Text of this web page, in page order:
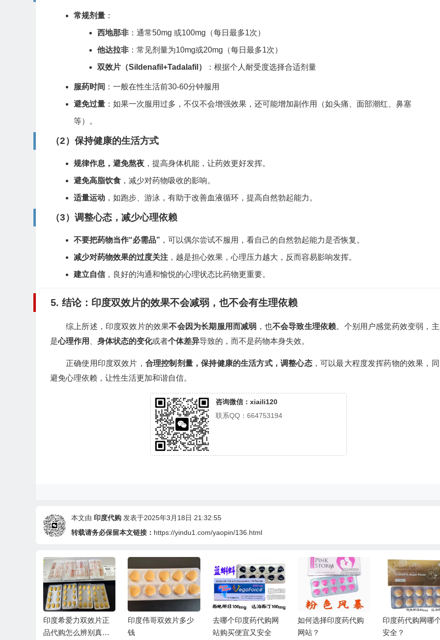
常规剂量 ：
西地那非 ：通常50mg 或100mg（每日最多1次）
他达拉非 ：常见剂量为10mg或20mg（每日最多1次）
双效片（Sildenafil+Tadalafil） ：根据个人耐受度选择合适剂量
服药时间 ：一般在性生活前30-60分钟服用
避免过量 ：如果一次服用过多，不仅不会增强效果，还可能增加副作用（如头痛、面部潮红、鼻塞
等）。
（2）保持健康的生活方式
规律作息，避免熬夜 ，提高身体机能，让药效更好发挥。
避免高脂饮食 ，减少对药物吸收的影响。
适量运动 ，如跑步、游泳，有助于改善血液循环，提高自然勃起能力。
（3）调整心态，减少心理依赖
不要把药物当作“必需品” ，可以偶尔尝试不服用，看自己的自然勃起能力是否恢复。
减少对药物效果的过度关注 ，越是担心效果，心理压力越大，反而容易影响发挥。
建立自信，良好的沟通和愉悦的心理状态比药物更重要。
5. 结论：印度双效片的效果不会减弱，也不会有生理依赖
综上所述，印度双效片的效果不会因为长期服用而减弱 ，也不会导致生理依赖。个别用户感觉药效变弱，
是心理作用 身体状态的变化或者个体差异导致的，而不是药物本身失效。
正确使用印度双效片， 合理控制剂量，保持健康的生活方式，调整心态，可以最大程度发挥药物的效果，
避免心理依赖，让性生活更加和谐自信。
咨询微信：xiaili120
联系QQ：664753194
本文由 印度代购 发表于2025年3月18日 21:32:55
转载请务必保留本文链接： https://yindu1.com/yaopin/136.html
爱力双效片正
怎么辨别真
印度伟哥双效片多少
钱
去哪个印度药代购网
站购买便宜又安全
如何选择印度药代购
网站？
印度药代购网哪个最
买印度